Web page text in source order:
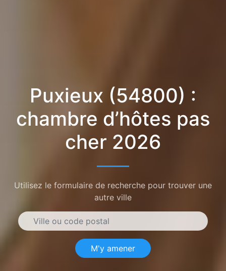
Puxieux (54800) :
chambre d’hôtes pas
cher 2026
Utilisez le formulaire de recherche pour trouver une
autre ville
M'y amener